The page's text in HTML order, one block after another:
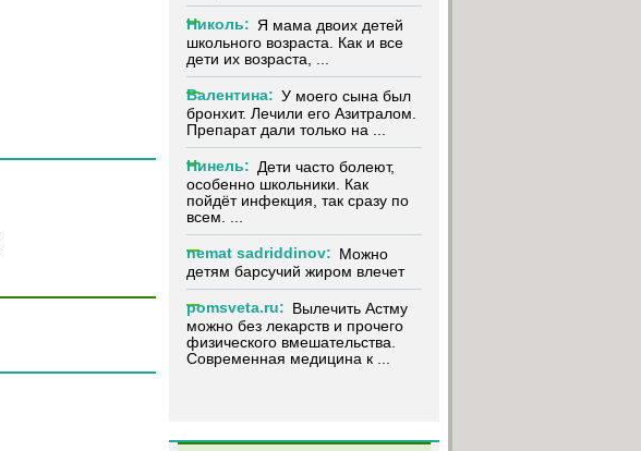
Николь: Я мама двоих детей
школьного возраста. Как и все
дети их возраста, ...
Валентина: У моего сына был
бронхит. Лечили его Азитралом.
Препарат дали только на ...
Нинель: Дети часто болеют,
особенно школьники. Как
пойдёт инфекция, так сразу по
всем. ...
nemat sadriddinov: Можно
детям барсучий жиром влечет
pomsveta.ru: Вылечить Астму
можно без лекарств и прочего
физического вмешательства.
Современная медицина к ...